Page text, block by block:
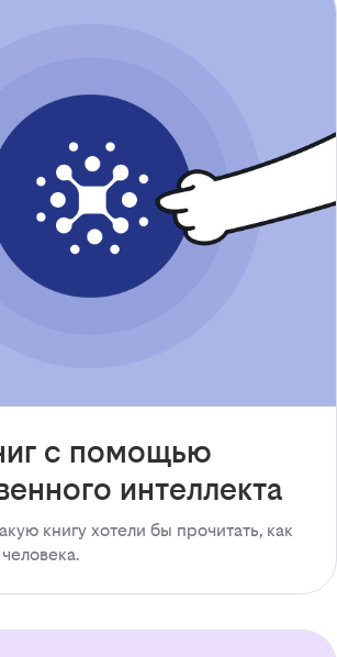
с помощью
интеллекта
книгу хотели бы прочитать, как